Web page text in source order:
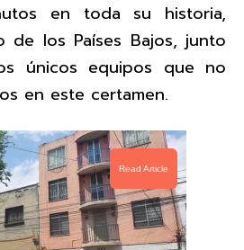
en toda su historia,
de los Países Bajos, junto
únicos equipos que no
en este certamen.
Read Article